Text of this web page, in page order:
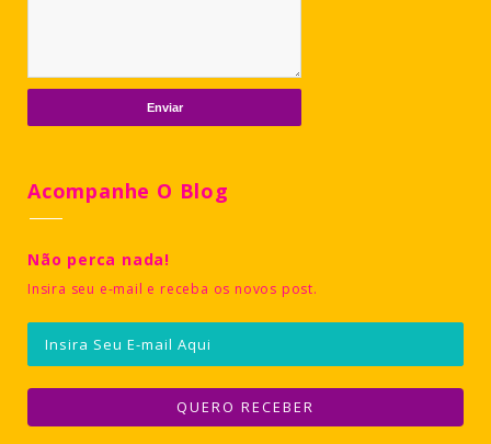
Acompanhe O Blog
Não perca nada!
Insira seu e-mail e receba os novos post.